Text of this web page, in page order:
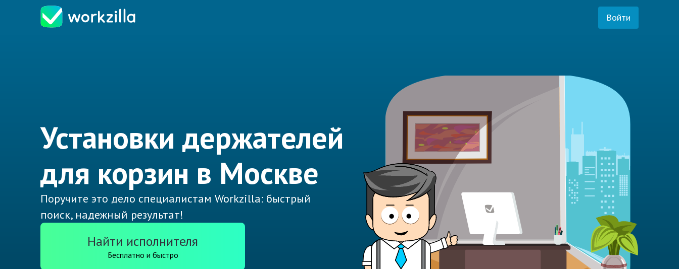
Войти
Установки держателей
для корзин в Москве
Поручите это дело специалистам Workzilla: быстрый
поиск, надежный результат!
Найти исполнителя
Бесплатно и быстро